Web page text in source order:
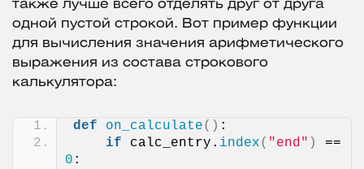
также лучше всего отделять друг от друга
одной пустой строкой. Вот пример функции
для вычисления значения арифметического
выражения из состава строкового
калькулятора:
def on_calculate() :
if calc_entry. index( "end" )
0 :